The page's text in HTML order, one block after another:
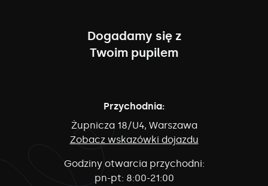
Dogadamy się z
Twoim pupilem
Przychodnia:
Żupnicza 18/U4, Warszawa
Zobacz wskazówki dojazdu
Godziny otwarcia przychodni:
pn-pt: 8:00-21:00